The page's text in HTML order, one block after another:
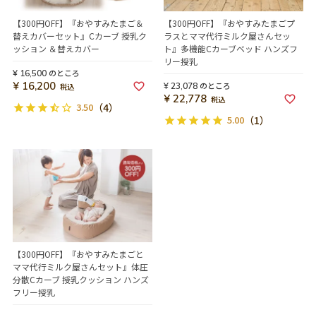
【300円OFF】『おやすみたまご＆
替えカバーセット』Cカーブ 授乳ク
ッション ＆替えカバー
¥ 16,500 のところ
¥ 16,200 税込
3.50（4）
【300円OFF】『おやすみたまごプ
ラスとママ代行ミルク屋さんセッ
ト』多機能Cカーブベッド ハンズフ
リー授乳
¥ 23,078 のところ
¥ 22,778 税込
5.00 （1）
【300円OFF】『おやすみたまごと
ママ代行ミルク屋さんセット』体圧
分散Cカーブ 授乳クッション ハンズ
フリー授乳